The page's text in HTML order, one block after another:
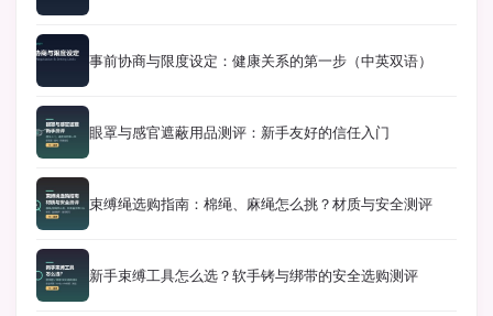
事前协商与限度设定：健康关系的第一步（中英双语）
眼罩与感官遮蔽用品测评：新手友好的信任入门
束缚绳选购指南：棉绳、麻绳怎么挑？材质与安全测评
新手束缚工具怎么选？软手铐与绑带的安全选购测评